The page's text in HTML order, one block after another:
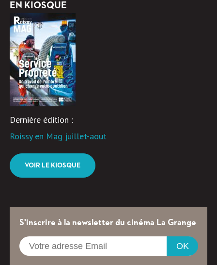
EN KIOSQUE
Dernière édition :
Roissy en Mag juillet-aout
VOIR LE KIOSQUE
S'inscrire à la newsletter du cinéma La Grange
OK